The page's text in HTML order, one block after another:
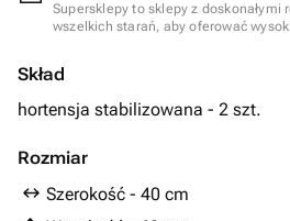
Supersklepy to sklepy z doskonałymi
wszelkich starań, aby oferować
Skład
hortensja stabilizowana - 2 szt.
Rozmiar
Szerokość - 40 cm